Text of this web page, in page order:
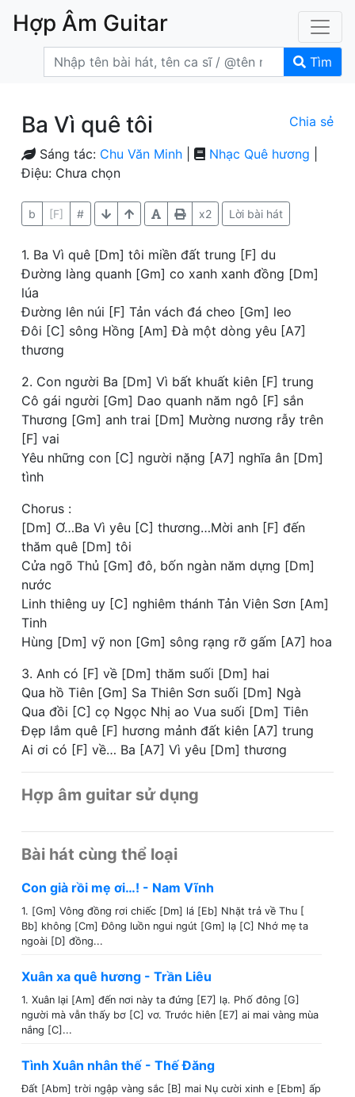
Hợp Âm Guitar
Tìm
Ba Vì quê tôi Chia sẻ
Sáng tác: Chu Văn Minh Nhạc Quê hương
Điệu: Chưa chọn
b [F] # x2 Lời bài hát
1. Ba Vì quê [Dm] tôi miền đất trung [F] du
Đường làng quanh [Gm] co xanh xanh đồng [Dm]
lúa
Đường lên núi [F] Tản vách đá cheo [Gm] leo
Đôi [C] sông Hồng [Am] Đà một dòng yêu [A7]
thương
2. Con người Ba [Dm] Vì bất khuất kiên [F] trung
Cô gái người [Gm] Dao quanh năm ngô [F] sắn
Thương [Gm] anh trai [Dm] Mường nương rẫy trên
[F] vai
Yêu những con [C] người nặng [A7] nghĩa ân [Dm]
tình
Chorus :
[Dm] Ơ…Ba Vì yêu [C] thương…Mời anh [F] đến
thăm quê [Dm] tôi
Cửa ngõ Thủ [Gm] đô, bốn ngàn năm dựng [Dm]
nước
Linh thiêng uy [C] nghiêm thánh Tản Viên Sơn [Am]
Tinh
Hùng [Dm] vỹ non [Gm] sông rạng rỡ gấm [A7] hoa
3. Anh có [F] về [Dm] thăm suối [Dm] hai
Qua hồ Tiên [Gm] Sa Thiên Sơn suối [Dm] Ngà
Qua đồi [C] cọ Ngọc Nhị ao Vua suối [Dm] Tiên
Đẹp lắm quê [F] hương mảnh đất kiên [A7] trung
Ai ơi có [F] về… Ba [A7] Vì yêu [Dm] thương
Hợp âm guitar sử dụng
Bài hát cùng thể loại
Con già rồi mẹ ơi…! - Nam Vĩnh
1. [Gm] Vông đồng rơi chiếc [Dm] lá [Eb] Nhặt trả về Thu [
Bb] không [Cm] Đông luồn ngui ngút [Gm] lạ [C] Nhớ mẹ ta
ngoài [D] đồng...
Xuân xa quê hương - Trần Liêu
1. Xuân lại [Am] đến nơi này ta đứng [E7] lạ. Phố đông [G]
người mà vẫn thấy bơ [C] vơ. Trước hiên [E7] ai mai vàng mùa
nắng [C]...
Tình Xuân nhân thế - Thế Đăng
Đất [Abm] trời ngập vàng sắc [B] mai Nụ cười xinh e [Ebm] ấp